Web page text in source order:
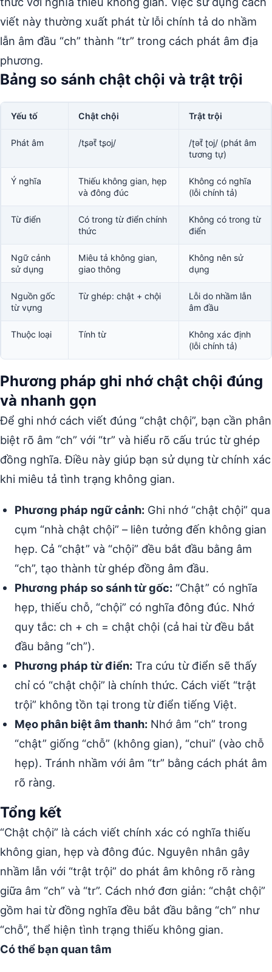
viết này thường xuất phát từ lỗi chính tả do nhầm
lẫn âm đầu “ch” thành “tr” trong cách phát âm địa
phương.
Bảng so sánh chật chội và trật trội
Yếu tố Chật chội Trật trội
Phát âm /tʂət̚ tʂoj/
/ʈət̚ ʈoj/ (phát âm
tương tự)
Ý nghĩa
Thiếu không gian, hẹp
và đông đúc
Không có nghĩa
(lỗi chính tả)
Từ điển
Có trong từ điển chính
thức
Không có trong từ
điển
Ngữ cảnh
sử dụng
Miêu tả không gian,
giao thông
Không nên sử
dụng
Nguồn gốc
từ vựng
Từ ghép: chật + chội
Lỗi do nhầm lẫn
âm đầu
Thuộc loại Tính từ
Không xác định
(lỗi chính tả)
Phương pháp ghi nhớ chật chội đúng
và nhanh gọn
Để ghi nhớ cách viết đúng “chật chội”, bạn cần phân
biệt rõ âm “ch” với “tr” và hiểu rõ cấu trúc từ ghép
đồng nghĩa. Điều này giúp bạn sử dụng từ chính xác
khi miêu tả tình trạng không gian.
Phương pháp ngữ cảnh: Ghi nhớ “chật chội” qua
cụm “nhà chật chội” – liên tưởng đến không gian
hẹp. Cả “chật” và “chội” đều bắt đầu bằng âm
“ch”, tạo thành từ ghép đồng âm đầu.
Phương pháp so sánh từ gốc: “Chật” có nghĩa
hẹp, thiếu chỗ, “chội” có nghĩa đông đúc. Nhớ
quy tắc: ch + ch = chật chội (cả hai từ đều bắt
đầu bằng “ch”).
Phương pháp từ điển: Tra cứu từ điển sẽ thấy
chỉ có “chật chội” là chính thức. Cách viết “trật
trội” không tồn tại trong từ điển tiếng Việt.
Mẹo phân biệt âm thanh: Nhớ âm “ch” trong
“chật” giống “chỗ” (không gian), “chui” (vào chỗ
hẹp). Tránh nhầm với âm “tr” bằng cách phát âm
rõ ràng.
Tổng kết
“Chật chội” là cách viết chính xác có nghĩa thiếu
không gian, hẹp và đông đúc. Nguyên nhân gây
nhầm lẫn với “trật trội” do phát âm không rõ ràng
giữa âm “ch” và “tr”. Cách nhớ đơn giản: “chật chội”
gồm hai từ đồng nghĩa đều bắt đầu bằng “ch” như
“chỗ”, thể hiện tình trạng thiếu không gian.
Có thể bạn quan tâm